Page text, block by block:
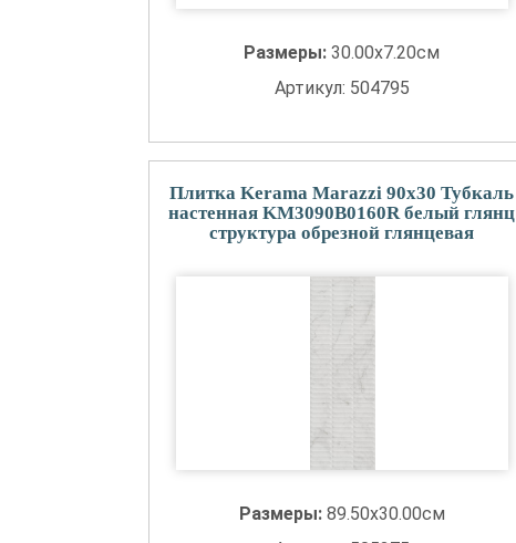
Размеры:30.00x7.20см
Артикул: 504795
Плитка Kerama Marazzi 90x30 Тубкаль
настенная KM3090B0160R белый глянц
структура обрезной глянцевая
Размеры: 89.50x30.00см